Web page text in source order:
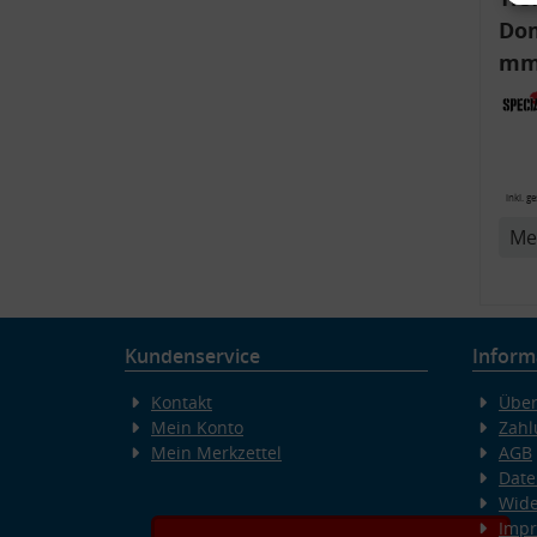
inkl.
Kundenservice
Kontakt
Mein Konto
Mein Merkzettel
AGB